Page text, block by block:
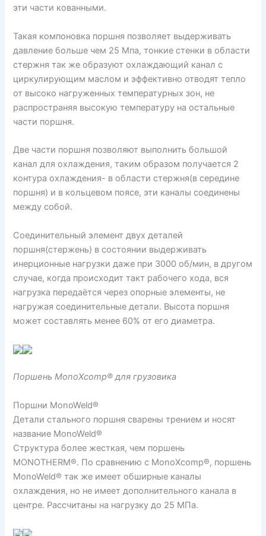
эти части кованными.
Такая компоновка поршня позволяет выдерживать
давление больше чем 25 Мпа, тонкие стенки в области
стержня так же образуют охлаждающий канал с
циркулирующим маслом и эффективно отводят тепло
от высоко нагруженных температурных зон, не
распространяя высокую температуру на остальные
части поршня.
Две части поршня позволяют выполнить большой
канал для охлаждения, таким образом получается 2
контура охлаждения- в области стержня(в середине
поршня) и в кольцевом поясе, эти каналы соединены
между собой.
Соединительный элемент двух деталей
поршня(стержень) в состоянии выдерживать
инерционные нагрузки даже при 3000 об/мин, в другом
случае, когда происходит такт рабочего хода, вся
нагрузка передаётся через опорные элементы, не
нагружая соединительные детали. Высота поршня
может составлять менее 60% от его диаметра.
Поршень MonoXcomp® для грузовика
Поршни MonoWeld®
Детали стального поршня сварены трением и носят
название MonoWeld®
Структура более жесткая, чем поршень
MONOTHERM®. По сравнению с MonoXcomp®, поршень
MonoWeld® так же имеет обширные каналы
охлаждения, но не имеет дополнительного канала в
центре. Рассчитаны на нагрузку до 25 МПа.